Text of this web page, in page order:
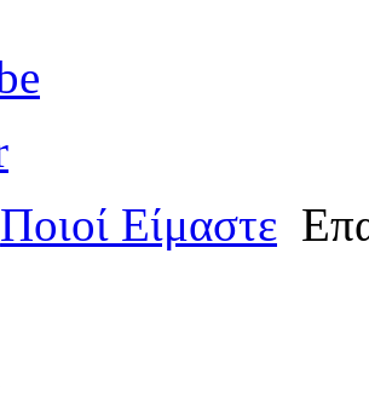
Ποιοί Είμαστε